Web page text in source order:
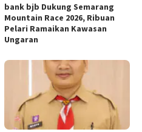
bank bjb Dukung Semarang
Mountain Race 2026, Ribuan
Pelari Ramaikan Kawasan
Ungaran